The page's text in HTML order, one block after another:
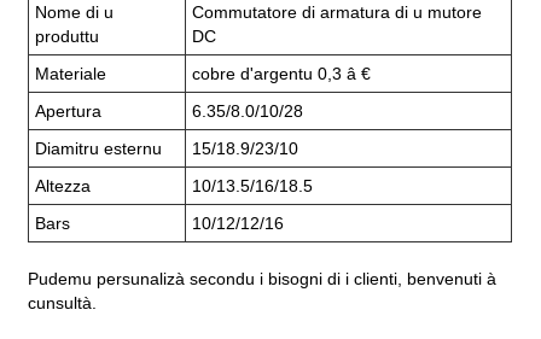
Nome di u
produttu
Commutatore di armatura di u mutore
DC
Materiale
cobre d'argentu 0,3 â €
Apertura
6.35/8.0/10/28
Diamitru esternu
15/18.9/23/10
Altezza
10/13.5/16/18.5
Bars
10/12/12/16
Pudemu persunalizà secondu i bisogni di i clienti, benvenuti à
cunsultà.